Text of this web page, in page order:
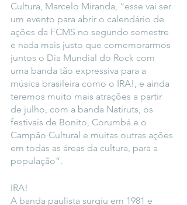
Cultura, Marcelo Miranda, “esse vai ser
um evento para abrir o calendário de
ações da FCMS no segundo semestre
e nada mais justo que comemorarmos
juntos o Dia Mundial do Rock com
uma banda tão expressiva para a
música brasileira como o IRA!, e ainda
teremos muito mais atrações a partir
de julho, com a banda Natiruts, os
festivais de Bonito, Corumbá e o
Campão Cultural e muitas outras ações
em todas as áreas da cultura, para a
população”.
IRA!
A banda paulista surgiu em 1981 e